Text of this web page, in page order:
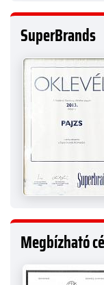
SuperBrands
Megbízható